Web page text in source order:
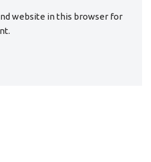
website in this browser for